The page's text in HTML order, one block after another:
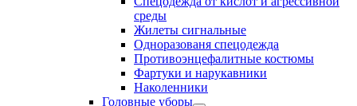
среды
Жилеты сигнальные
Одноразованя спецодежда
Противоэнцефалитные костюмы
Фартуки и нарукавники
Наколенники
Головные уборы